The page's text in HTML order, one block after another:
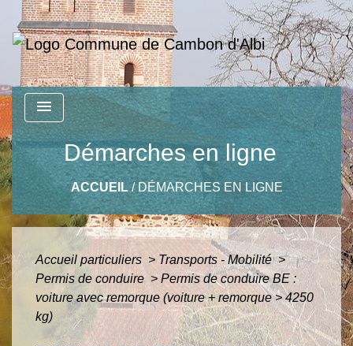
menu
Démarches en ligne
ACCUEIL/DÉMARCHES EN LIGNE
Accueil particuliers > Transports - Mobilité>
Permis de conduire > Permis de conduire BE :
voiture avec remorque (voiture + remorque > 4250
kg)